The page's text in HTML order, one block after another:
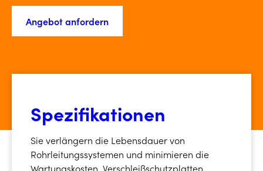
Angebot anfordern
Spezifikationen
Sie verlängern die Lebensdauer von
Rohrleitungssystemen und minimieren die
Wartungskosten. Verschleißschutzplatten